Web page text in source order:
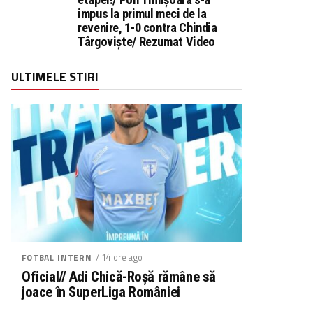
impus la primul meci de la
revenire, 1-0 contra Chindia
Târgoviște/ Rezumat Video
ULTIMELE STIRI
FOTBAL INTERN / 14 ore ago
Oficial// Adi Chică-Roșă rămâne să
joace în SuperLiga României